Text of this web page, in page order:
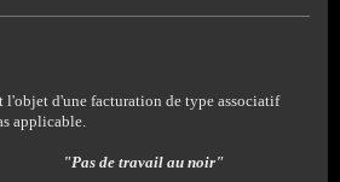
l'objet d'une facturation de type associatif
applicable.
: "Pas de travail au noir"